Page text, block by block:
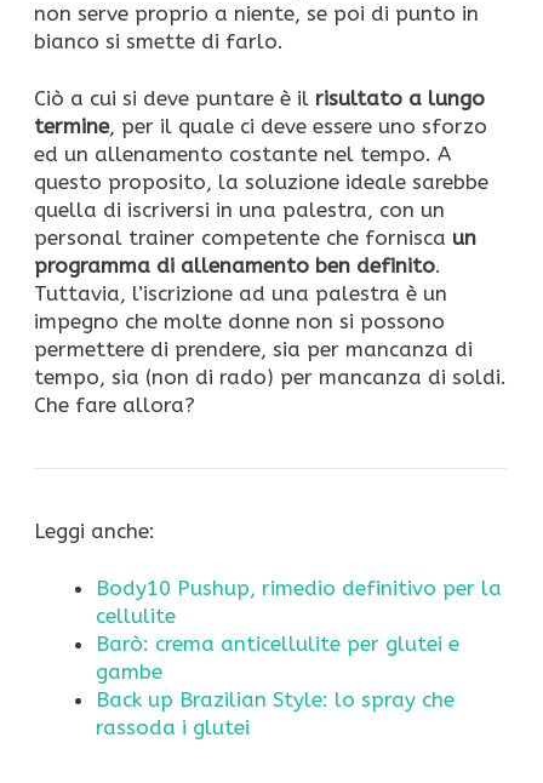
non serve proprio a niente, se poi di punto in
bianco si smette di farlo.
Ciò a cui si deve puntare è il risultato a lungo
termine, per il quale ci deve essere uno sforzo
ed un allenamento costante nel tempo. A
questo proposito, la soluzione ideale sarebbe
quella di iscriversi in una palestra, con un
personal trainer competente che fornisca un
programma di allenamento ben definito.
Tuttavia, l’iscrizione ad una palestra è un
impegno che molte donne non si possono
permettere di prendere, sia per mancanza di
tempo, sia (non di rado) per mancanza di soldi.
Che fare allora?
Leggi anche:
Body10 Pushup, rimedio definitivo per la
cellulite
Barò: crema anticellulite per glutei e
gambe
Back up Brazilian Style: lo spray che
rassoda i glutei